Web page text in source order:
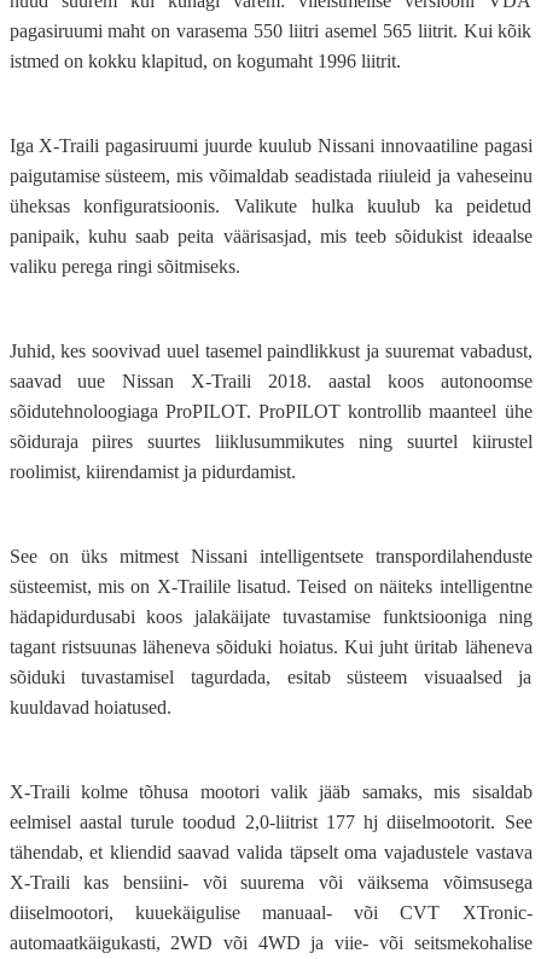
pagasiruumi maht on varasema 550 liitri asemel 565 liitrit. Kui kõik
istmed on kokku klapitud, on kogumaht 1996 liitrit.
Iga X-Traili pagasiruumi juurde kuulub Nissani innovaatiline pagasi
paigutamise süsteem, mis võimaldab seadistada riiuleid ja vaheseinu
üheksas konfiguratsioonis. Valikute hulka kuulub ka peidetud
panipaik, kuhu saab peita väärisasjad, mis teeb sõidukist ideaalse
valiku perega ringi sõitmiseks.
Juhid, kes soovivad uuel tasemel paindlikkust ja suuremat vabadust,
saavad uue Nissan X-Traili 2018. aastal koos autonoomse
sõidutehnoloogiaga ProPILOT. ProPILOT kontrollib maanteel ühe
sõiduraja piires suurtes liiklusummikutes ning suurtel kiirustel
roolimist, kiirendamist ja pidurdamist.
See on üks mitmest Nissani intelligentsete transpordilahenduste
süsteemist, mis on X-Trailile lisatud. Teised on näiteks intelligentne
hädapidurdusabi koos jalakäijate tuvastamise funktsiooniga ning
tagant ristsuunas läheneva sõiduki hoiatus. Kui juht üritab läheneva
sõiduki tuvastamisel tagurdada, esitab süsteem visuaalsed ja
kuuldavad hoiatused.
X-Traili kolme tõhusa mootori valik jääb samaks, mis sisaldab
eelmisel aastal turule toodud 2,0-liitrist 177 hj diiselmootorit. See
tähendab, et kliendid saavad valida täpselt oma vajadustele vastava
X-Traili kas bensiini- või suurema või väiksema võimsusega
diiselmootori, kuuekäigulise manuaal- või CVT XTronic-
automaatkäigukasti, 2WD või 4WD ja viie- või seitsmekohalise